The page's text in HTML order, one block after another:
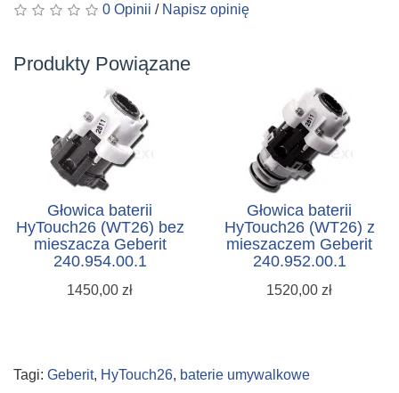
0 Opinii / Napisz opinię
Produkty Powiązane
Głowica baterii
HyTouch26 (WT26) bez
mieszacza Geberit
240.954.00.1
1450,00 zł
Głowica baterii
HyTouch26 (WT26) z
mieszaczem Geberit
240.952.00.1
1520,00 zł
Tagi: Geberit, HyTouch26, baterie umywalkowe